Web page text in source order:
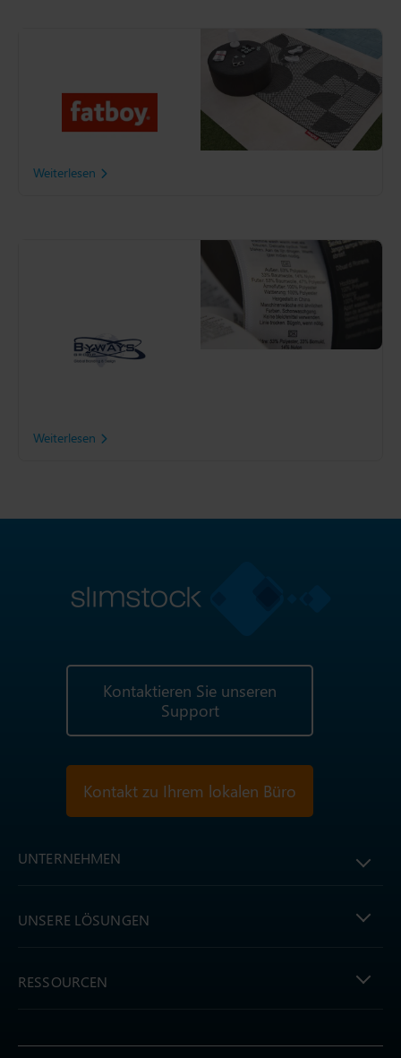
live, schlug die Pandemie zu
und die Nachfrage nach
Lifestyle-Artikeln wurde
Weiterlesen
Lieferketten verlassen sich
Modehändler und globale
Weiterlesen
Kontaktieren Sie unseren
Support
Kontakt zu Ihrem lokalen Büro
UNTERNEHMEN
UNSERE LÖSUNGEN
RESSOURCEN